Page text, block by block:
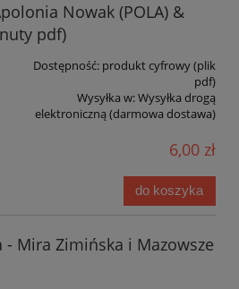
Nowak (POLA) &
pdf)
Dostępność: produkt cyfrowy (plik
pdf)
Wysyłka w:Wysyłka drogą
elektroniczną (darmowa dostawa)
6,00 zł
do koszyka
- Mira Zimińska i Mazowsze